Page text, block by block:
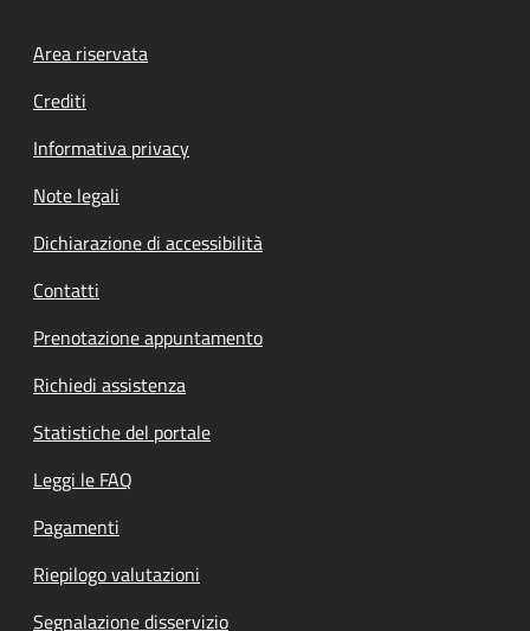
Footer menu
Area riservata
Crediti
Informativa privacy
Note legali
Dichiarazione di accessibilità
Contatti
Prenotazione appuntamento
Richiedi assistenza
Statistiche del portale
Leggi le FAQ
Pagamenti
Riepilogo valutazioni
Segnalazione disservizio